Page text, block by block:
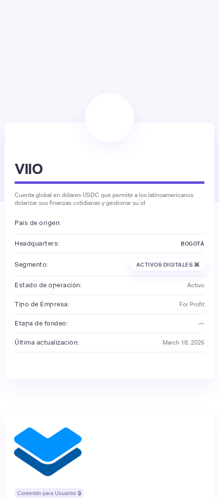
VIIO
Cuenta global en dólares USDC que permite a los latinoamericanos
dolarizar sus finanzas cotidianas y gestionar su id
País de origen:
Headquarters: BOGOTÁ
Segmento: ACTIVOS DIGITALES 👾
Estado de operación: Activo
Tipo de Empresa: For Profit
Etapa de fondeo: —
Última actualización: March 18, 2026
Contenido para Usuarios 🔒